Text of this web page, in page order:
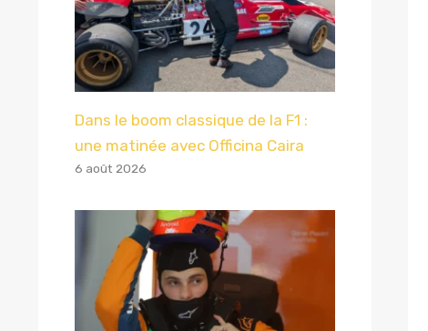
Dans le boom classique de la F1 :
une matinée avec Officina Caira
6 août 2026